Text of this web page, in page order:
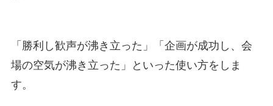
「勝利し歓声が沸き立った」「企画が成功し、会
場の空気が沸き立った」といった使い方をしま
す。